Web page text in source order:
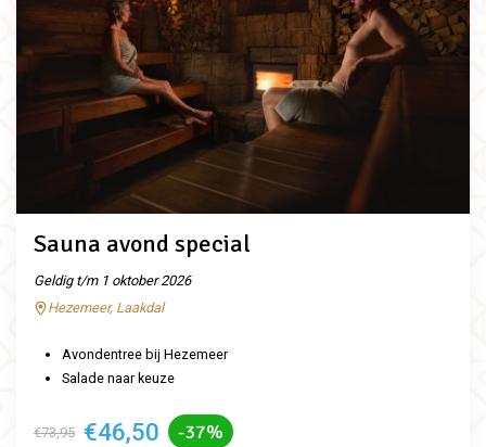
Sauna avond special
Geldig t/m 1 oktober 2026
Hezemeer, Laakdal
Avondentree bij Hezemeer
Salade naar keuze
€73,95 €46,50 -37%